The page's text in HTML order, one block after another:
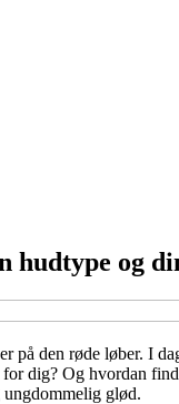
hudtype og
den røde løber. I
dig? Og hvordan
glød.